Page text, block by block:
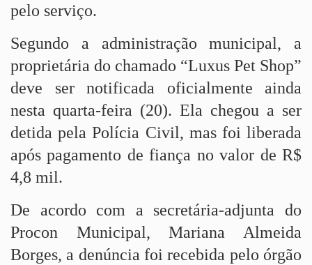
pelo serviço.
Segundo a administração municipal, a
proprietária do chamado “Luxus Pet Shop”
deve ser notificada oficialmente ainda
nesta quarta-feira (20). Ela chegou a ser
detida pela Polícia Civil, mas foi liberada
após pagamento de fiança no valor de R$
4,8 mil.
De acordo com a secretária-adjunta do
Procon Municipal, Mariana Almeida
Borges, a denúncia foi recebida pelo órgão